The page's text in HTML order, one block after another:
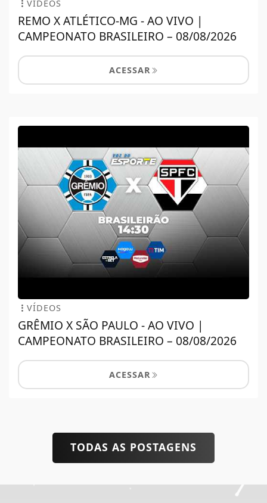
VÍDEOS
REMO X ATLÉTICO-MG - AO VIVO |
CAMPEONATO BRASILEIRO – 08/08/2026
ACESSAR
VÍDEOS
GRÊMIO X SÃO PAULO - AO VIVO |
CAMPEONATO BRASILEIRO – 08/08/2026
ACESSAR
TODAS AS POSTAGENS